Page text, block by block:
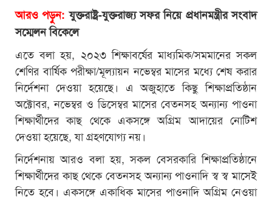
আরও পড়ুন: যুক্তরাষ্ট্র-যুক্তরাজ্য সফর নিয়ে প্রধানমন্ত্রীর সংবাদ
সম্মেলন বিকেলে
এতে বলা হয়, ২০২৩ শিক্ষাবর্ষের মাধ্যমিক/সমমানের সকল
শেণির বার্ষিক পরীক্ষা/মূল্যায়ন নভেম্বর মাসের মধ্যে শেষ করার
নির্দেশনা দেওয়া হয়েছে। এ অজুহাতে কিছু শিক্ষাপ্রতিষ্ঠান
অক্টোবর, নভেম্বর ও ডিসেম্বর মাসের বেতনসহ অন্যান্য পাওনা
শিক্ষার্থীদের কাছ থেকে একসঙ্গে অগ্রিম আদায়ের নোটিশ
দেওয়া হয়েছে, যা গ্রহণযোগ্য নয়।
নির্দেশনায় আরও বলা হয়, সকল বেসরকারি শিক্ষাপ্রতিষ্ঠানে
শিক্ষার্থীদের কাছ থেকে বেতনসহ অন্যান্য পাওনাদি স্ব স্ব মাসেই
নিতে হবে। একসঙ্গে একাধিক মাসের পাওনাদি অগ্রিম নেওয়া